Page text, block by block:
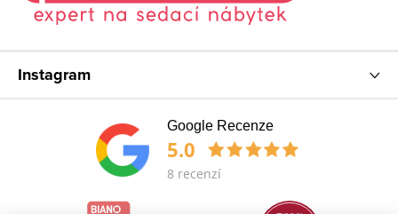
Instagram
Google Recenze
5.0
8 recenzí